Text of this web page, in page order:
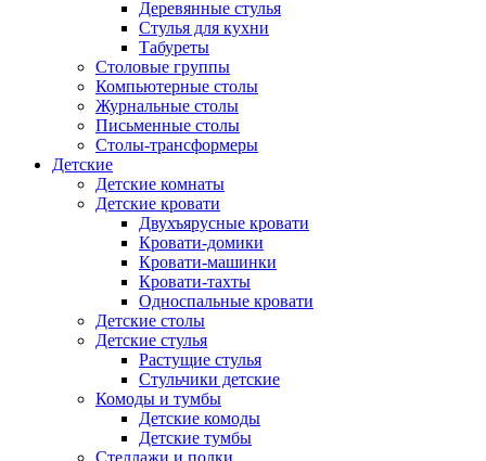
Деревянные стулья
Стулья для кухни
Табуреты
Столовые группы
Компьютерные столы
Журнальные столы
Письменные столы
Столы-трансформеры
Детские
Детские комнаты
Детские кровати
Двухъярусные кровати
Кровати-домики
Кровати-машинки
Кровати-тахты
Односпальные кровати
Детские столы
Детские стулья
Растущие стулья
Стульчики детские
Комоды и тумбы
Детские комоды
Детские тумбы